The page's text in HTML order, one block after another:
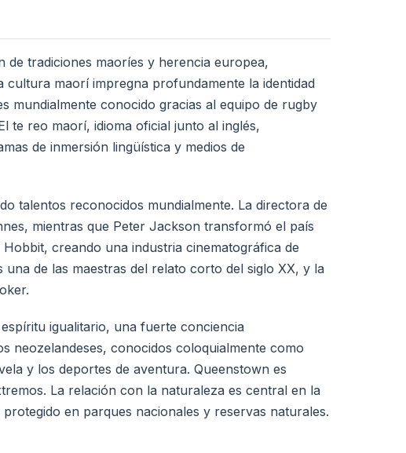
de tradiciones maoríes y herencia europea,
maorí impregna profundamente la identidad
mundialmente conocido gracias al equipo de rugby
te reo maorí, idioma oficial junto al inglés,
de inmersión lingüística y medios de
talentos reconocidos mundialmente. La directora de
mientras que Peter Jackson transformó el país
creando una industria cinematográfica de
de las maestras del relato corto del siglo XX, y la
igualitario, una fuerte conciencia
neozelandeses, conocidos coloquialmente como
y los deportes de aventura. Queenstown es
La relación con la naturaleza es central en la
en parques nacionales y reservas naturales.